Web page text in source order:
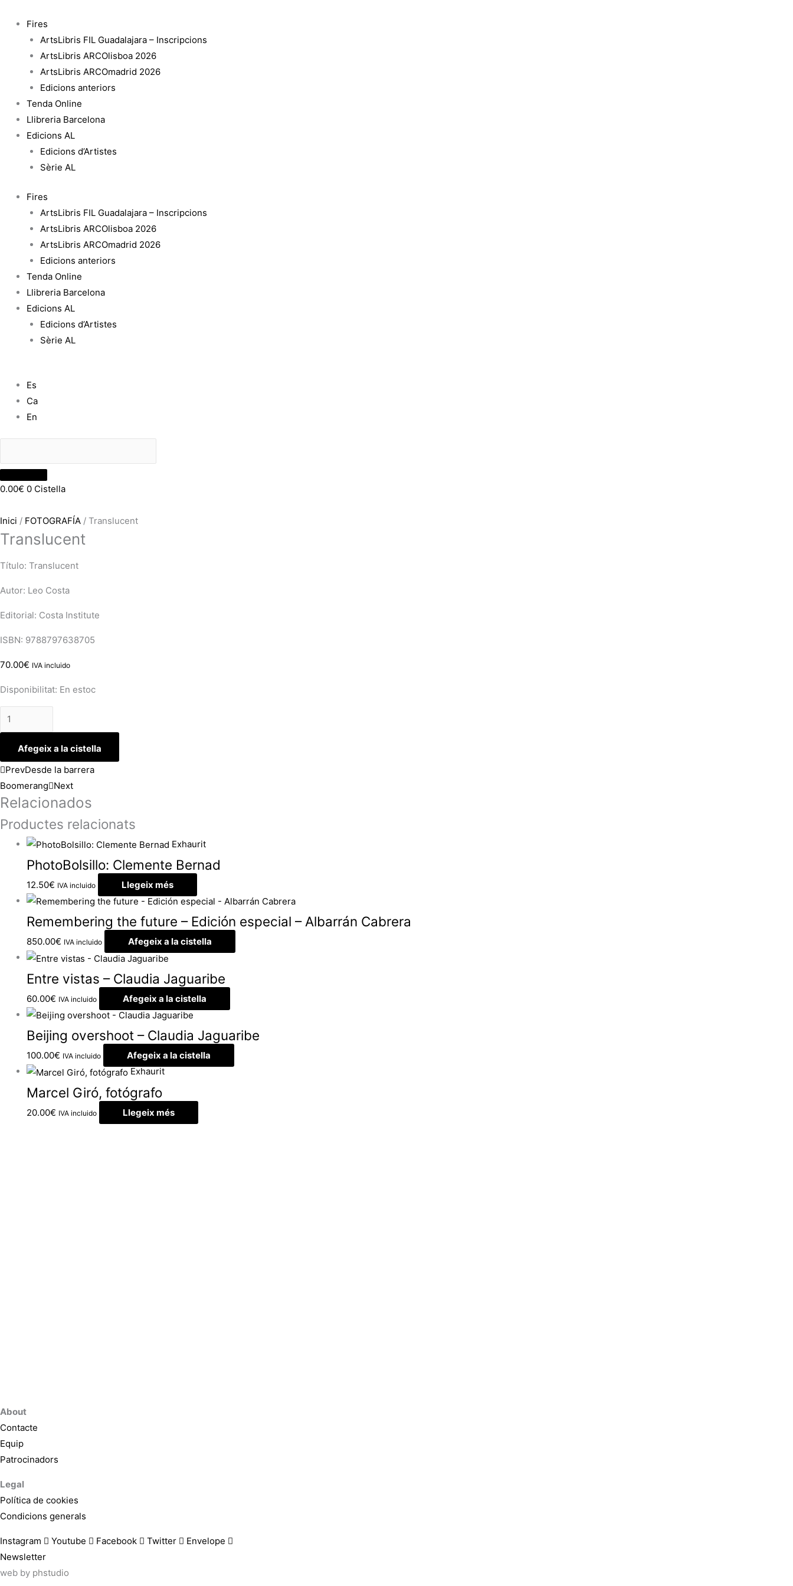
contingut
Fires
ArtsLibris FIL Guadalajara – Inscripcions
ArtsLibris ARCOlisboa 2026
ArtsLibris ARCOmadrid 2026
Edicions anteriors
Tenda Online
Llibreria Barcelona
Edicions AL
Edicions d’Artistes
Sèrie AL
Fires
ArtsLibris FIL Guadalajara – Inscripcions
ArtsLibris ARCOlisboa 2026
ArtsLibris ARCOmadrid 2026
Edicions anteriors
Tenda Online
Llibreria Barcelona
Edicions AL
Edicions d’Artistes
Sèrie AL
Es
Ca
En
0.00€ 0 Cistella
Inici / FOTOGRAFÍA / Translucent
Translucent
Título: Translucent
Autor: Leo Costa
Editorial: Costa Institute
ISBN: 9788797638705
70.00€ IVA incluido
Disponibilitat: En estoc
Translucent
Afegeix a la cistella
PrevDesde la barrera
Boomerang Next
Relacionados
Productes relacionats
Exhaurit
PhotoBolsillo: Clemente Bernad
12.50€ IVA incluido Llegeix més
Remembering the future – Edición especial – Albarrán Cabrera
850.00€ IVA incluido Afegeix a la cistella
Entre vistas – Claudia Jaguaribe
60.00€ IVA incluido Afegeix a la cistella
Beijing overshoot – Claudia Jaguaribe
100.00€ IVA incluido
Afegeix a la cistella
Exhaurit
Marcel Giró, fotógrafo
20.00€ IVA incluido Llegeix més
About
Contacte
Equip
Patrocinadors
Legal
Política de cookies
Condicions generals
Instagram Youtube Facebook Twitter
Envelope
Newsletter
web by phstudio